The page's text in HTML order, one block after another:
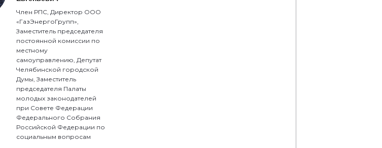
Член РПС, Директор ООО
«ГазЭнергоГрупп»,
Заместитель председателя
постоянной комиссии по
местному
самоуправлению, Депутат
Челябинской городской
Думы, Заместитель
председателя Палаты
молодых законодателей
при Совете Федерации
Федерального Собрания
Российской Федерации по
социальным вопросам